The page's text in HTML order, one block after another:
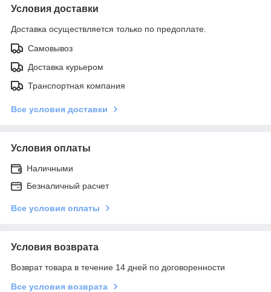
Условия доставки
Доставка осуществляется только по предоплате.
Самовывоз
Доставка курьером
Транспортная компания
Все условия доставки
Условия оплаты
Наличными
Безналичный расчет
Все условия оплаты
Условия возврата
Возврат товара в течение 14 дней по договоренности
Все условия возврата